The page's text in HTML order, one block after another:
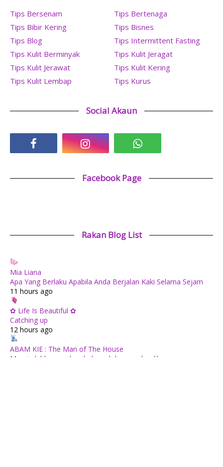
Tips Bersenam
Tips Bertenaga
Tips Bibir Kering
Tips Bisnes
Tips Blog
Tips Intermittent Fasting
Tips Kulit Berminyak
Tips Kulit Jeragat
Tips Kulit Jerawat
Tips Kulit Kering
Tips Kulit Lembap
Tips Kurus
Social Akaun
Facebook Page
Rakan Blog List
Mia Liana
Apa Yang Berlaku Apabila Anda Berjalan Kaki Selama Sejam
11 hours ago
✿ Life Is Beautiful ✿
Catching up
12 hours ago
ABAM KIE : The Man of The House
Memindahkan anak pokok pauh ke rumah adik